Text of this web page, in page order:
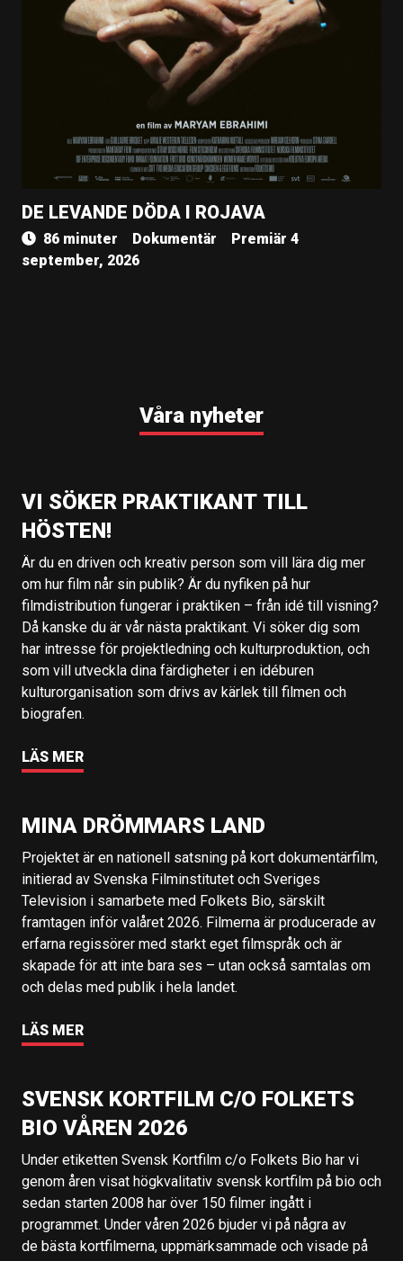
DE LEVANDE DÖDA I ROJAVA
86 minuter Dokumentär
Premiär 4
september, 2026
Våra nyheter
VI SÖKER PRAKTIKANT TILL
HÖSTEN!
Är du en driven och kreativ person som vill lära dig mer
om hur film når sin publik? Är du nyfiken på hur
filmdistribution fungerar i praktiken – från idé till visning?
Då kanske du är vår nästa praktikant. Vi söker dig som
har intresse för projektledning och kulturproduktion, och
som vill utveckla dina färdigheter i en idéburen
kulturorganisation som drivs av kärlek till filmen och
biografen.
LÄS MER
MINA DRÖMMARS LAND
Projektet är en nationell satsning på kort dokumentärfilm,
initierad av Svenska Filminstitutet och Sveriges
Television i samarbete med Folkets Bio, särskilt
framtagen inför valåret 2026. Filmerna är producerade av
erfarna regissörer med starkt eget filmspråk och är
skapade för att inte bara ses – utan också samtalas om
och delas med publik i hela landet.
LÄS MER
SVENSK KORTFILM C/O FOLKETS
BIO VÅREN 2026
Under etiketten Svensk Kortfilm c/o Folkets Bio har vi
genom åren visat högkvalitativ svensk kortfilm på bio och
sedan starten 2008 har över 150 filmer ingått i
programmet. Under våren 2026 bjuder vi på några av
de bästa kortfilmerna, uppmärksammade och visade på